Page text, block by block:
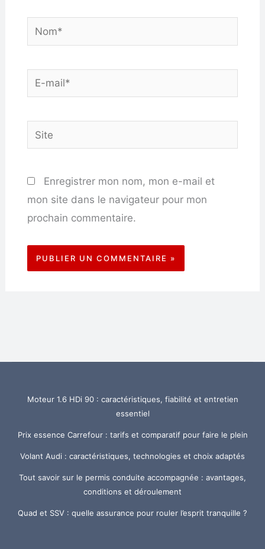
Nom*
E-
mail*
Site
Enregistrer mon nom, mon e-mail et
mon site dans le navigateur pour mon
prochain commentaire.
Moteur 1.6 HDi 90 : caractéristiques, fiabilité et entretien
essentiel
Prix essence Carrefour : tarifs et comparatif pour faire le plein
Volant Audi : caractéristiques, technologies et choix adaptés
Tout savoir sur le permis conduite accompagnée : avantages,
conditions et déroulement
Quad et SSV : quelle assurance pour rouler l’esprit tranquille ?